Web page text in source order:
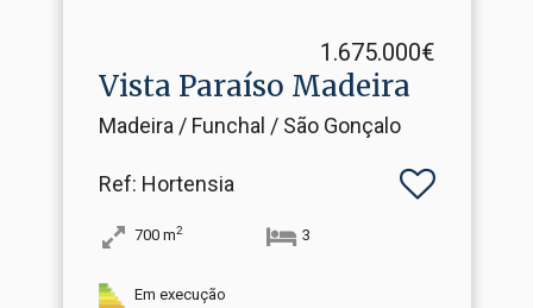
1.675.000€
Vista Paraíso Madeira
Madeira / Funchal / São Gonçalo
Ref: Hortensia
700 m2 3
Em execução